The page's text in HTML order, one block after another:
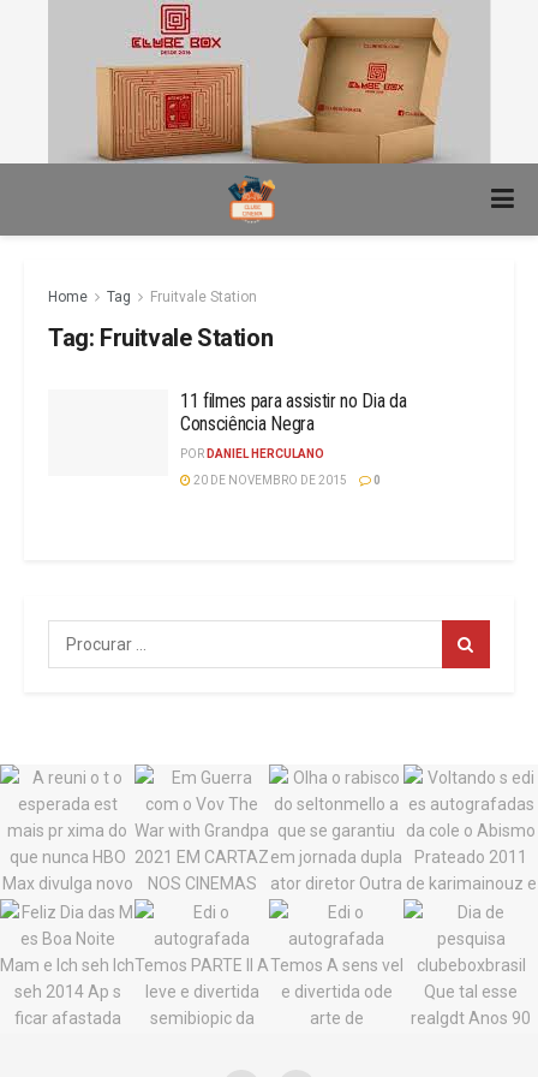
Home Tag Fruitvale Station
Tag: Fruitvale Station
11 filmes para assistir no Dia da
Consciência Negra
POR DANIEL HERCULANO
20 DE NOVEMBRO DE 2015
0